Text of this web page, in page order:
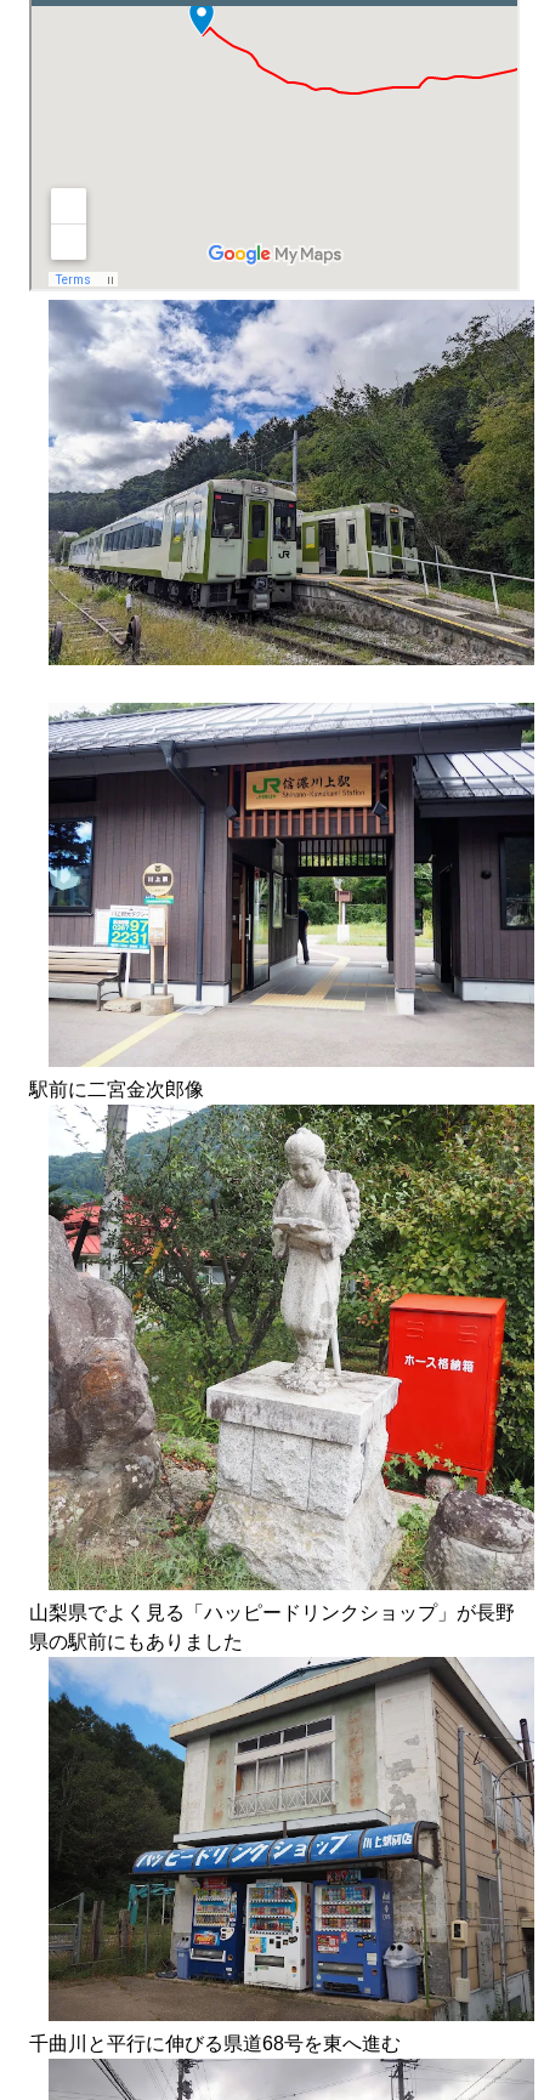
駅前に二宮金次郎像
山梨県でよく見る「ハッピードリンクショップ」が長野
県の駅前にもありました
千曲川と平行に伸びる県道68号を東へ進む